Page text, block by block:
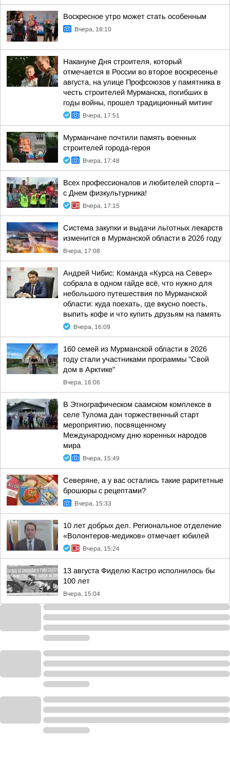
Воскресное утро может стать особенным
Вчера, 18:10
Накануне Дня строителя, который
отмечается в России во второе воскресенье
августа, на улице Профсоюзов у памятника в
честь строителей Мурманска, погибших в
годы войны, прошел традиционный митинг
Вчера, 17:51
Мурманчане почтили память военных
строителей города-героя
Вчера, 17:48
Всех профессионалов и любителей спорта –
с Днем физкультурника!
Вчера, 17:15
Система закупки и выдачи льготных лекарств
изменится в Мурманской области в 2026 году
Вчера, 17:08
Андрей Чибис: Команда «Курса на Север»
собрала в одном гайде всё, что нужно для
небольшого путешествия по Мурманской
области: куда поехать, где вкусно поесть,
выпить кофе и что купить друзьям на память
Вчера, 16:09
160 семей из Мурманской области в 2026
году стали участниками программы "Свой
дом в Арктике"
Вчера, 16:06
В Этнографическом саамском комплексе в
селе Тулома дан торжественный старт
мероприятию, посвященному
Международному дню коренных народов
мира
Вчера, 15:49
Северяне, а у вас остались такие раритетные
брошюры с рецептами?
Вчера, 15:33
10 лет добрых дел. Региональное отделение
«Волонтеров-медиков» отмечает юбилей
Вчера, 15:24
13 августа Фиделю Кастро исполнилось бы
100 лет
Вчера, 15:04